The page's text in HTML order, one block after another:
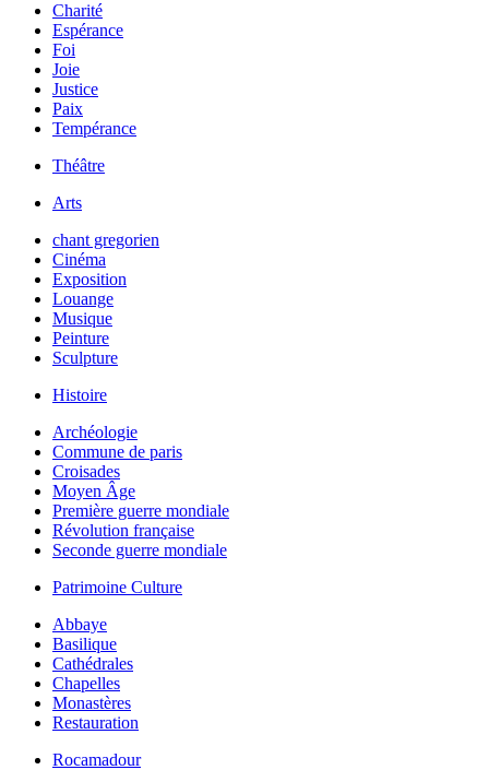
Charité
Espérance
Foi
Joie
Justice
Paix
Tempérance
Théâtre
Arts
chant gregorien
Cinéma
Exposition
Louange
Musique
Peinture
Sculpture
Histoire
Archéologie
Commune de paris
Croisades
Moyen Âge
Première guerre mondiale
Révolution française
Seconde guerre mondiale
Patrimoine Culture
Abbaye
Basilique
Cathédrales
Chapelles
Monastères
Restauration
Rocamadour